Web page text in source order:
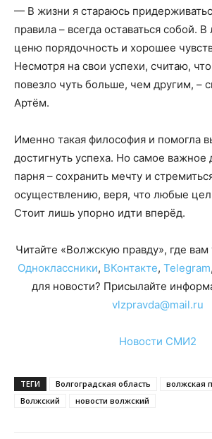
— В жизни я стараюсь
правила – всегда оставаться собой.
ценю порядочность и хорошее
Несмотря на свои успехи, считаю,
повезло чуть больше, чем другим, –
Артём.
Именно такая философия и помогла
достигнуть успеха. Но самое важное
парня – сохранить мечту и
осуществлению, веря, что любые
Стоит лишь упорно идти вперёд.
Читайте «Волжскую правду», где вам
Одноклассники, ВКонтакте, Telegram,
для новости? Присылайте
vlzpravda@mail.ru
Новости СМИ2
ТЕГИ Волгоградская область
волжская
Волжский
новости волжский